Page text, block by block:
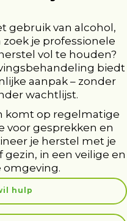
gebruik van alcohol,
je professionele
vol te houden?
biedt
aanpak – zonder
wachtlijst.
komt op regelmatige
voor gesprekken en
je herstel met je
gezin, in een veilige en
hulp